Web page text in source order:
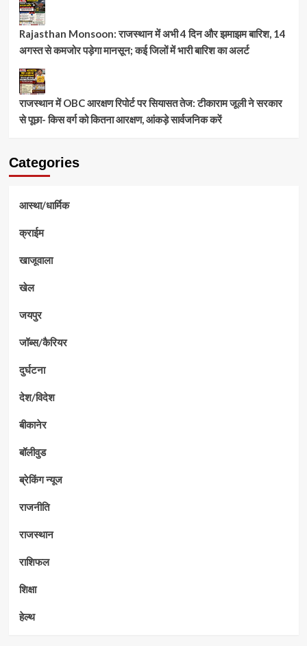
Rajasthan Monsoon: राजस्थान में अभी 4 दिन और झमाझम बारिश, 14
अगस्त से कमजोर पड़ेगा मानसून; कई जिलों में भारी बारिश का अलर्ट
राजस्थान में OBC आरक्षण रिपोर्ट पर सियासत तेज: टीकाराम जूली ने सरकार
से पूछा- किस वर्ग को कितना आरक्षण, आंकड़े सार्वजनिक करें
Categories
आस्था/धार्मिक
क्राईम
खाजूवाला
खेल
जयपुर
जॉब्स/कैरियर
दुर्घटना
देश/विदेश
बीकानेर
बॉलीवुड
ब्रेकिंग न्यूज
राजनीति
राजस्थान
राशिफल
शिक्षा
हेल्थ